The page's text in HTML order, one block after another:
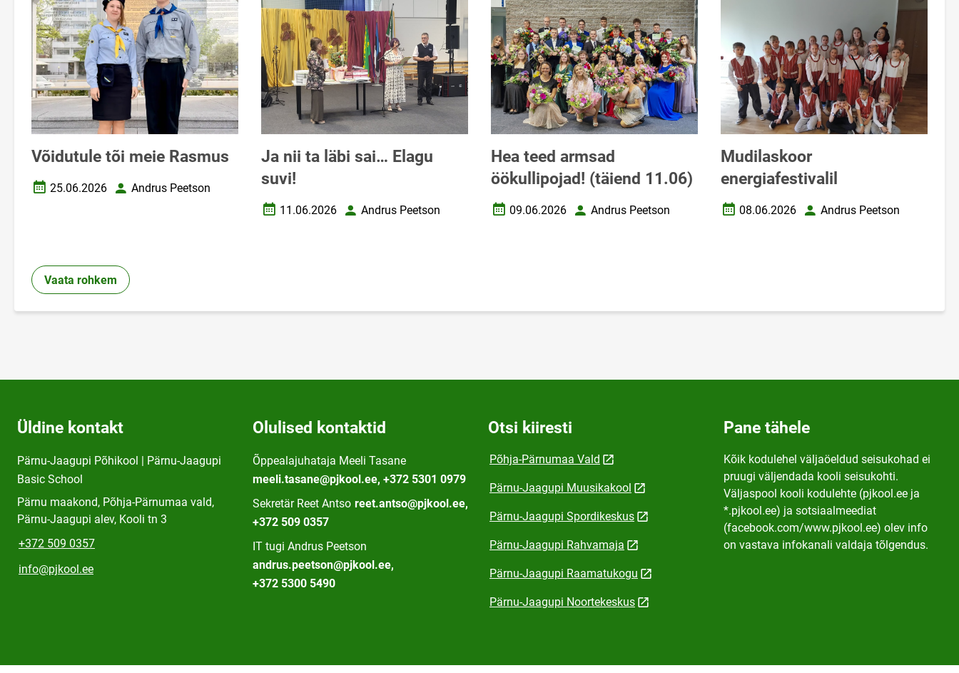
Võidutule tõi meie Rasmus
Loomise kuupäev
25.06.2026 AutorAndrus Peetson
Ja nii ta läbi sai… Elagu
suvi!
Loomise kuupäev
11.06.2026 AutorAndrus Peetson
Hea teed armsad
öökullipojad! (täiend 11.06)
Loomise kuupäev
09.06.2026 AutorAndrus Peetson
Mudilaskoor
energiafestivalil
Loomise kuupäev
08.06.2026 AutorAndrus Peetson
Vaata rohkem
Üldine kontakt
Pärnu-Jaagupi Põhikool | Pärnu-Jaagupi
Basic School
Pärnu maakond, Põhja-Pärnumaa vald,
Pärnu-Jaagupi alev, Kooli tn 3
+372 509 0357
info@pjkool.ee
Olulised kontaktid
Õppealajuhataja Meeli Tasane
meeli.tasane@pjkool.ee, +372 5301 0979
Sekretär Reet Antso reet.antso@pjkool.ee,
+372 509 0357
IT tugi Andrus Peetson
andrus.peetson@pjkool.ee,
+372 5300 5490
Otsi kiiresti
Põhja-Pärnumaa Vald
Pärnu-Jaagupi Muusikakool
Pärnu-Jaagupi Spordikeskus
Pärnu-Jaagupi Rahvamaja
Pärnu-Jaagupi Raamatukogu
Pärnu-Jaagupi Noortekeskus
Pane tähele
Kõik kodulehel väljaöeldud seisukohad ei
pruugi väljendada kooli seisukohti.
Väljaspool kooli kodulehte (pjkool.ee ja
*.pjkool.ee) ja sotsiaalmeediat
(facebook.com/www.pjkool.ee) olev info
on vastava infokanali valdaja tõlgendus.